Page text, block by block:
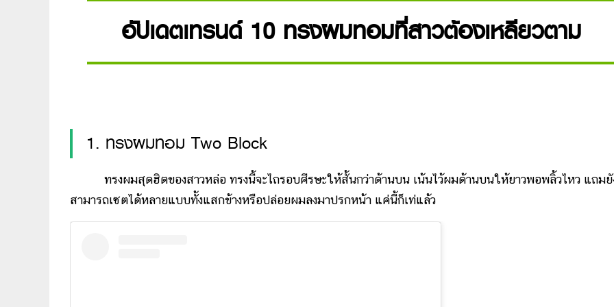
อัปเดตเทรนด์ 10 ทรงผมทอมที่สาวต้องเหลียวตาม
1. ทรงผมทอม Two Block
ทรงผมสุดฮิตของสาวหล่อ ทรงนี้จะไถรอบศีรษะให้สั้นกว่าด้านบน เน้นไว้ผมด้านบนให้ยาวพอพลิ้วไหว แถมยั
สามารถเซตได้หลายแบบทั้งแสกข้างหรือปล่อยผมลงมาปรกหน้า แค่นี้ก็เท่แล้ว